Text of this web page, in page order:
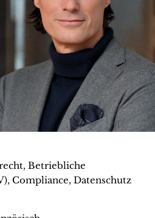
Betriebliche
Compliance, Datenschutz